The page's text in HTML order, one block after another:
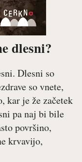
dlesni?
Dlesni so
so vnete,
kar je že začetek
pa naj bi bile
površino,
krvavijo,